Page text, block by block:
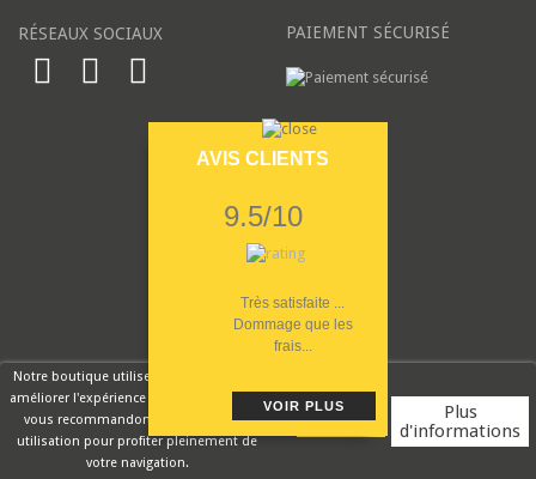
Notre boutique utilise des cookies pour
améliorer l'expérience utilisateur et nous
vous recommandons d'accepter leur
utilisation pour profiter pleinement de
votre navigation.
Plus
d'informations
RÉSEAUX SOCIAUX PAIEMENT SÉCURISÉ
AVIS CLIENTS
9.5/10
Très satisfaite ...
Dommage que les
frais...
VOIR PLUS
Rouge Cerise